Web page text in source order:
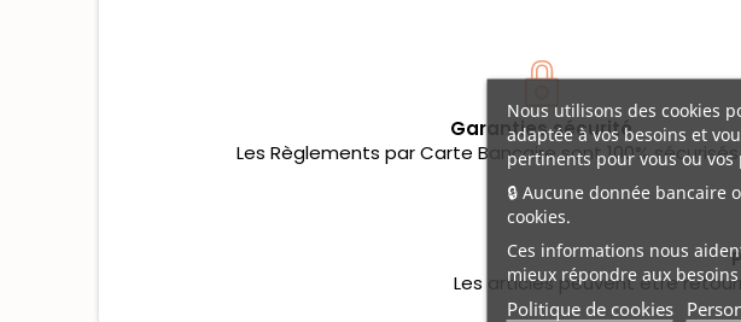
Garanties sécurité
Les Règlements par Carte Bancaire sont 100%
Les articles peuvent être
Nous utilisons des cookies
adaptée à vos besoins et
pertinents pour vous ou vos
🔒 Aucune donnée bancaire
cookies.
Ces informations nous
mieux répondre aux
Politique de cookies